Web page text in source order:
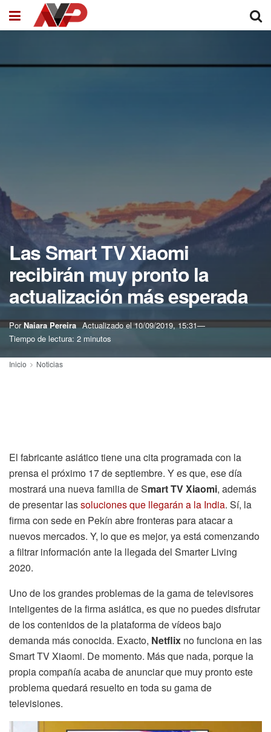
Las Smart TV Xiaomi
recibirán muy pronto la
actualización más esperada
Por Naiara Pereira Actualizado el10/09/2019, 15:31
Tiempo de lectura: 2 minutos
Inicio Noticias
El fabricante asiático tiene una cita programada con la
prensa el próximo 17 de septiembre. Y es que, ese día
mostrará una nueva familia de Smart TV Xiaomi, además
de presentar lassoluciones que llegarán a la India. Sí, la
firma con sede en Pekín abre fronteras para atacar a
nuevos mercados. Y, lo que es mejor, ya está comenzando
a filtrar información ante la llegada del Smarter Living
2020.
Uno de los grandes problemas de la gama de televisores
inteligentes de la firma asiática, es que no puedes disfrutar
de los contenidos de la plataforma de vídeos bajo
demanda más conocida. Exacto, Netflix no funciona en las
Smart TV Xiaomi. De momento. Más que nada, porque la
propia compañía acaba de anunciar que muy pronto este
problema quedará resuelto en toda su gama de
televisiones.